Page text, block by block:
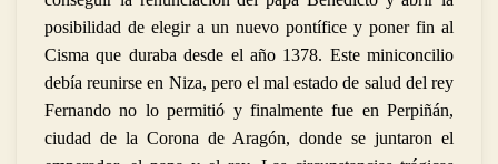
posibilidad de elegir a un nuevo pontífice y poner fin al
Cisma que duraba desde el año 1378. Este miniconcilio
debía reunirse en Niza, pero el mal estado de salud del rey
Fernando no lo permitió y finalmente fue en Perpiñán,
ciudad de la Corona de Aragón, donde se juntaron el